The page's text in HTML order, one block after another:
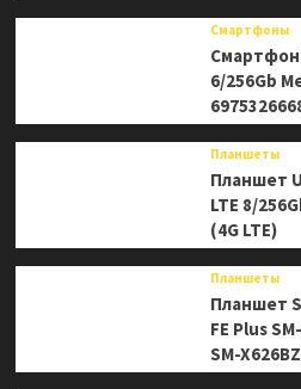
Смартфоны
Смартфон
6/256Gb
Планшеты
Планшет
LTE 8/
(4G LTE)
Планшеты
Планшет
FE Plus
SM-